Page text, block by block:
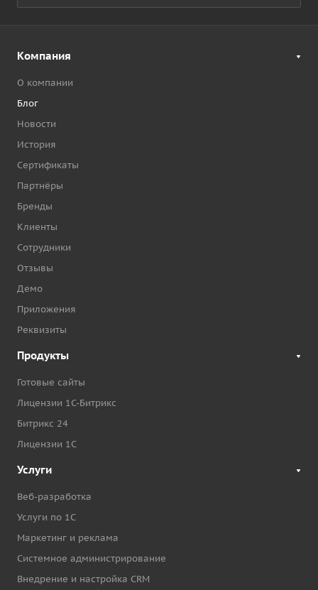
Компания
О компании
Блог
Новости
История
Сертификаты
Партнёры
Бренды
Клиенты
Сотрудники
Отзывы
Демо
Приложения
Реквизиты
Продукты
Готовые сайты
Лицензии 1С-Битрикс
Битрикс 24
Лицензии 1С
Услуги
Веб-разработка
Услуги по 1С
Маркетинг и реклама
Системное администрирование
Внедрение и настройка CRM